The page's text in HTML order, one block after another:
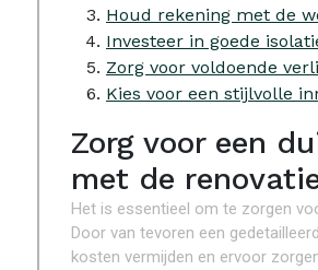
Houd rekening met de
Investeer in goede
Zorg voor voldoende
Kies voor een stijlvolle
Zorg voor een
met de
Het is essentieel om te zorgen
Door van tevoren een
kosten vermijden en ervoor